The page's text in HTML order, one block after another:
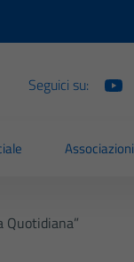
Seguici su:
Associazioni
Quotidiana”